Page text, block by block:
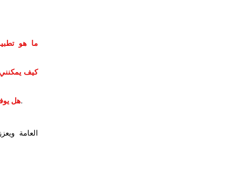
ما هو
كيف
هلنعم، يعتمد على تقنيات تشفير متقدمة لحماية البيانات.